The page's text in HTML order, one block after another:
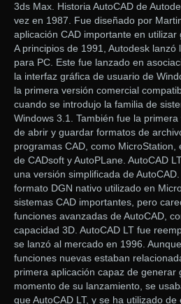
3ds Max. Historia AutoCAD de
vez en 1987. Fue diseñado por
aplicación CAD importante en
A principios de 1991, Autodesk lanzó
para PC. Este fue lanzado en
la interfaz gráfica de usuario de
la primera versión comercial
cuando se introdujo la familia de
Windows 3.1. También fue la
de abrir y guardar formatos de
programas CAD, como MicroStation,
de ​​CADsoft y AutoPLane. AutoCAD
una versión simplificada de
formato DGN nativo utilizado en
sistemas CAD importantes, pero
funciones avanzadas de AutoCAD,
capacidad 3D. AutoCAD LT fue
se lanzó al mercado en 1996.
funciones nuevas estaban
primera aplicación capaz de generar
momento de su lanzamiento, se
que AutoCAD LT, y se ha utilizado